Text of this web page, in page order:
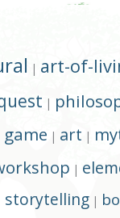
| art-of-
|
game | art |
|
storytelling |